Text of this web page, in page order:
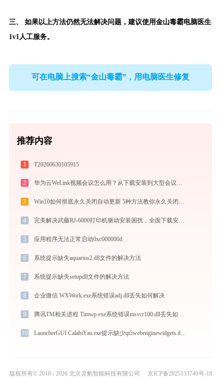
三、 如果以上方法仍然无法解决问题，建议使用金山毒霸电脑医生
1v1人工服务。
可在电脑上搜索“金山毒霸”，用电脑医生修复
推荐内容
1 T20260630105915
2
3
4 完美解决武藤RJ-6000打印机驱动安装困扰，全面下载安装教程
5 应用程序无法正常启动0xc000000d
6 系统提示缺失aquarius2.dll文件的解决方法
7 系统提示缺失setupdll文件的解决方法
8 企业微信 WXWork.exe系统错误adj.dll丢失如何解决
9
10 LauncherGUI CalabiYau.exe提示缺少qt5webenginewidgets.dll文件的解决办法
版权所有© 2010 - 2026 北京灵豹智能科技有限公司 京ICP备2025133740号-18